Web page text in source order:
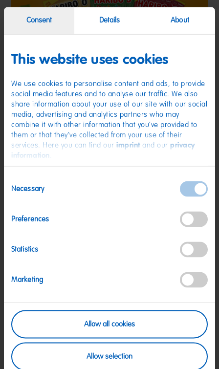
Consent Details About
This website uses cookies
We use cookies to personalise content and ads, to provide
social media features and to analyse our traffic. We also
share information about your use of our site with our social
media, advertising and analytics partners who may
combine it with other information that you’ve provided to
them or that they’ve collected from your use of their
services. Here you can find our imprintand our privacy
information
Selection
Necessary
Preferences
Statistics
Marketing
Allow all cookies
Allow selection
1,00 €